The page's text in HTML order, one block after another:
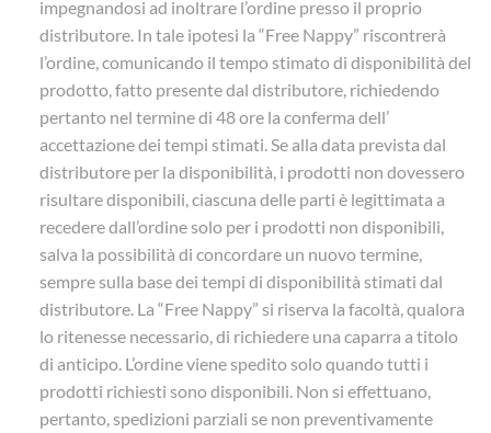
impegnandosi ad inoltrare l’ordine presso il proprio
distributore. In tale ipotesi la “Free Nappy” riscontrerà
l’ordine, comunicando il tempo stimato di disponibilità del
prodotto, fatto presente dal distributore, richiedendo
pertanto nel termine di 48 ore la conferma dell’
accettazione dei tempi stimati. Se alla data prevista dal
distributore per la disponibilità, i prodotti non dovessero
risultare disponibili, ciascuna delle parti è legittimata a
recedere dall’ordine solo per i prodotti non disponibili,
salva la possibilità di concordare un nuovo termine,
sempre sulla base dei tempi di disponibilità stimati dal
distributore. La “Free Nappy” si riserva la facoltà, qualora
lo ritenesse necessario, di richiedere una caparra a titolo
di anticipo. L’ordine viene spedito solo quando tutti i
prodotti richiesti sono disponibili. Non si effettuano,
pertanto, spedizioni parziali se non preventivamente